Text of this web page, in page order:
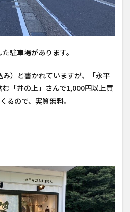
駐車場があります。
）と書かれていますが、「永平
「井の上」さんで1,000円以上買
るので、実質無料。